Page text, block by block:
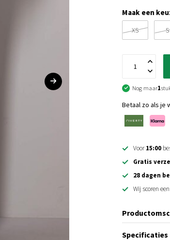
Maak een
XS S
Nog maar1
Betaal zo als je
Voor15:00
Gratis
28 dagen
Wij scoren een
Specificaties